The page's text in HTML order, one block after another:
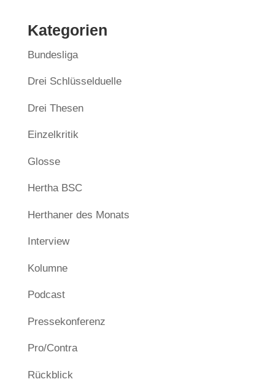
Kategorien
Bundesliga
Drei Schlüsselduelle
Drei Thesen
Einzelkritik
Glosse
Hertha BSC
Herthaner des Monats
Interview
Kolumne
Podcast
Pressekonferenz
Pro/Contra
Rückblick